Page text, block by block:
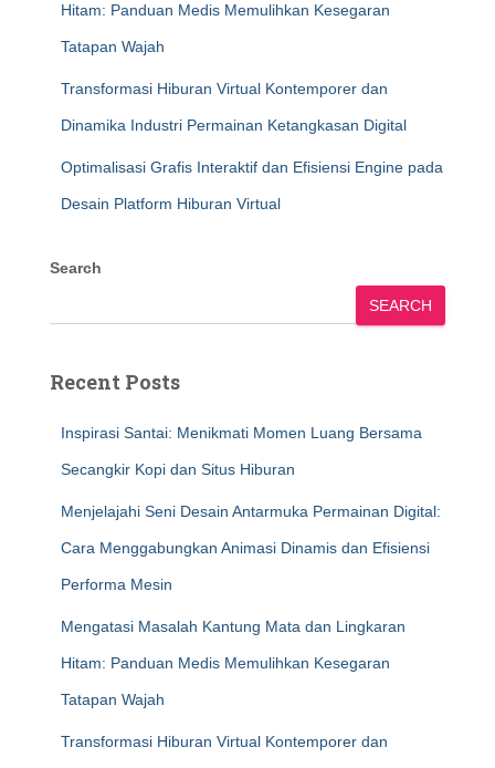
Hitam: Panduan Medis Memulihkan Kesegaran
Tatapan Wajah
Transformasi Hiburan Virtual Kontemporer dan
Dinamika Industri Permainan Ketangkasan Digital
Optimalisasi Grafis Interaktif dan Efisiensi Engine pada
Desain Platform Hiburan Virtual
Search
SEARCH
Recent Posts
Inspirasi Santai: Menikmati Momen Luang Bersama
Secangkir Kopi dan Situs Hiburan
Menjelajahi Seni Desain Antarmuka Permainan Digital:
Cara Menggabungkan Animasi Dinamis dan Efisiensi
Performa Mesin
Mengatasi Masalah Kantung Mata dan Lingkaran
Hitam: Panduan Medis Memulihkan Kesegaran
Tatapan Wajah
Transformasi Hiburan Virtual Kontemporer dan